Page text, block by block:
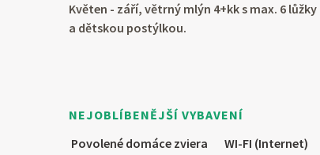
Květen - září, větrný mlýn 4+kk s max. 6 lůžky
a dětskou postýlkou.
NEJOBLÍBENĚJŠÍ VYBAVENÍ
Povolené domáce zviera
WI-FI (Internet)